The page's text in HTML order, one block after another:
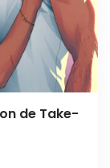
de Take-